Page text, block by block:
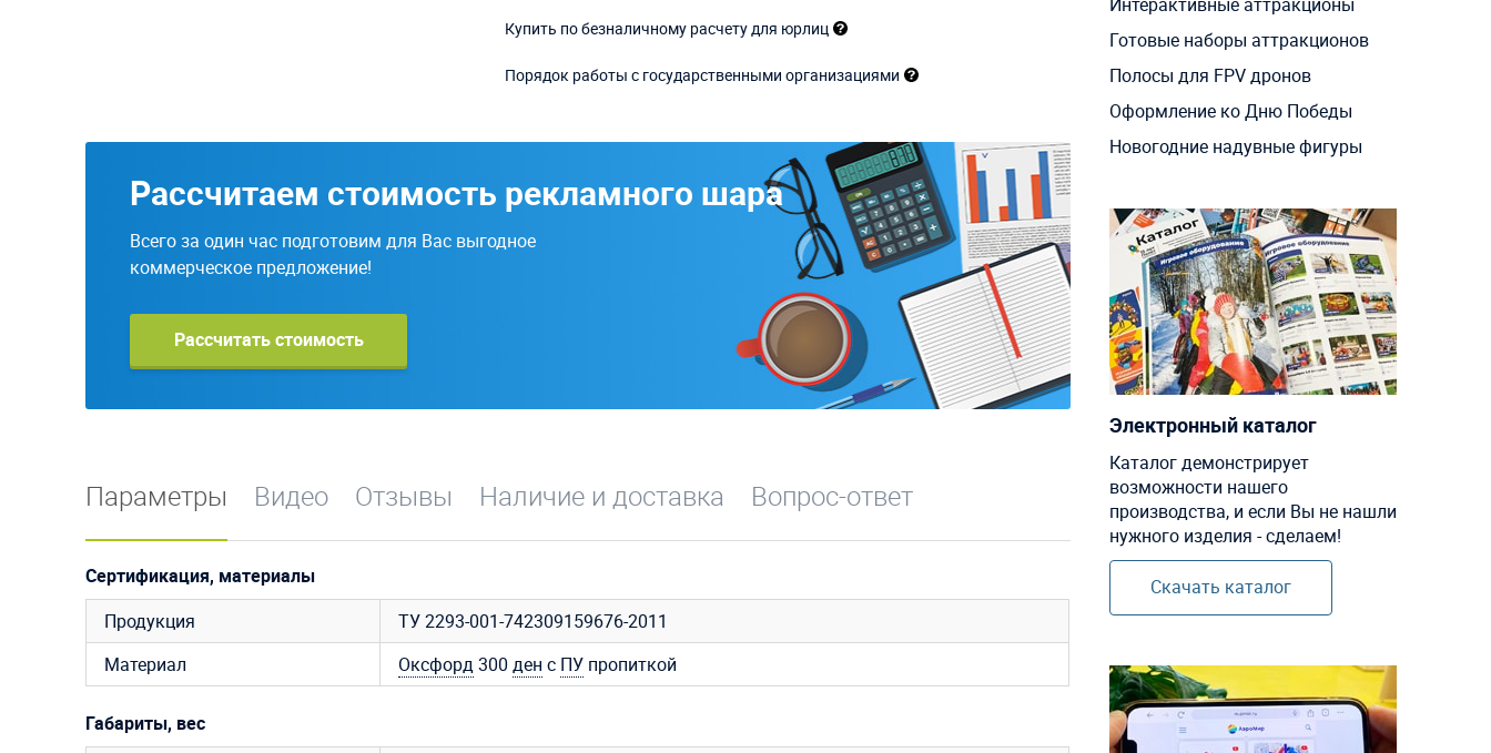
Купить по безналичному расчету для юрлиц
Порядок работы с государственными организациями
Рассчитаем стоимость рекламного шара
Всего за один час подготовим для Вас выгодное
коммерческое предложение!
Рассчитать стоимость
Параметры Видео Отзывы Наличие и доставка Вопрос-ответ
Сертификация, материалы
Продукция
ТУ 2293-001-742309159676-2011
Материал
Оксфорд300 ден с ПУ пропиткой
Габариты, вес
Готовые наборы аттракционов
Полосы для FPV дронов
Оформление ко Дню Победы
Новогодние надувные фигуры
Электронный каталог
Каталог демонстрирует
возможности нашего
производства, и если Вы не нашли
нужного изделия - сделаем!
Скачать каталог